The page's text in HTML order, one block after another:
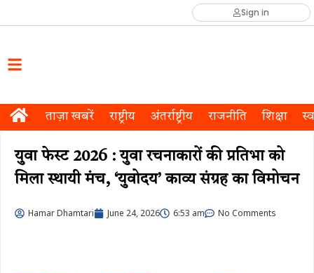
Sign in
ताज़ा खबरें राष्ट्रीय अंतर्राष्ट्रीय राजनीति शिक्षा
युवा फेस्ट 2026 : युवा रचनाकारों की प्रतिभा को
मिला स्थायी मंच, ‘युवोदय’ काव्य संग्रह का विमोचन
Hamar Dhamtari June 24, 2026 6:53 am No Comments